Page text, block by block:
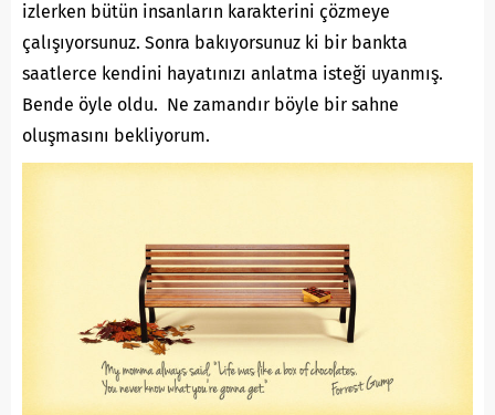
izlerken bütün insanların karakterini çözmeye
çalışıyorsunuz. Sonra bakıyorsunuz ki bir bankta
saatlerce kendini hayatınızı anlatma isteği uyanmış.
Bende öyle oldu. Ne zamandır böyle bir sahne
oluşmasını bekliyorum.